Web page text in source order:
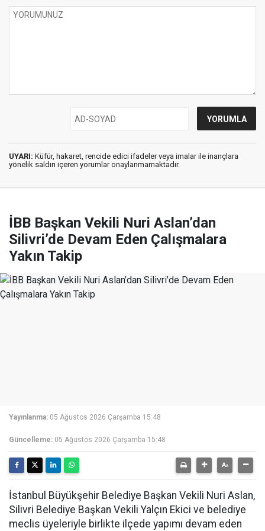
UYARI: Küfür, hakaret, rencide edici ifadeler veya imalar ile inançlara
yönelik saldırı içeren yorumlar onaylanmamaktadır.
İBB Başkan Vekili Nuri Aslan’dan
Silivri’de Devam Eden Çalışmalara
Yakın Takip
Yayınlanma: 05 Ağustos 2026 Çarşamba 15:48
Güncelleme: 05 Ağustos 2026 Çarşamba 15:48
İstanbul Büyükşehir Belediye Başkan Vekili Nuri Aslan,
Silivri Belediye Başkan Vekili Yalçın Ekici ve belediye
meclis üyeleriyle birlikte ilçede yapımı devam eden